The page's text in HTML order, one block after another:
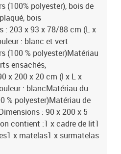
(100% polyester), bois de
bois
: 203 x 93 x 78/88 cm (L x
: blanc et vert
(100 % polyester)Matériau
ensachés,
x 200 x 20 cm (l x L x
: blancMatériau du
% polyester)Matériau de
: 90 x 200 x 5
contient :1 x cadre de lit1
x matelas1 x surmatelas